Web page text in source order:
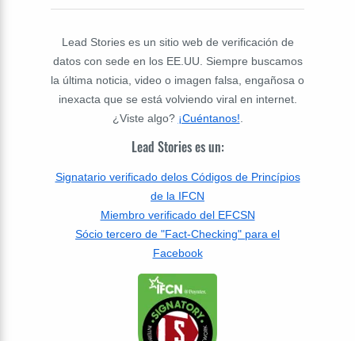
Lead Stories es un sitio web de verificación de
datos con sede en los EE.UU. Siempre buscamos
la última noticia, video o imagen falsa, engañosa o
inexacta que se está volviendo viral en internet.
¿Viste algo? ¡Cuéntanos!
Lead Stories es un:
Signatario verificado delos Códigos de Princípios
de la IFCN
Miembro verificado del EFCSN
Sócio tercero de "Fact-Checking" para el
Facebook